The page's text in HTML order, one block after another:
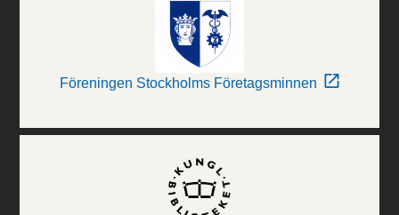
Föreningen Stockholms Företagsminnen